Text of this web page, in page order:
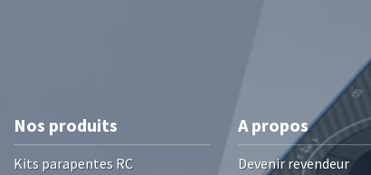
Nos produits
Kits parapentes RC
A propos
Devenir revendeur